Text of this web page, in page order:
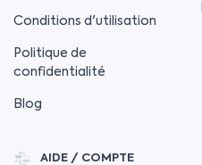
Conditions d'utilisation
Politique de
confidentialité
Blog
AIDE / COMPTE